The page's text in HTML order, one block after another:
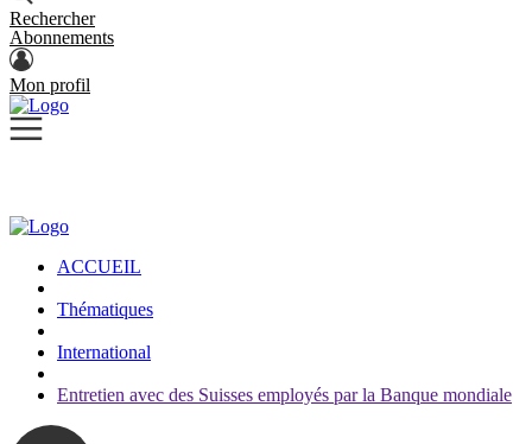
Rechercher
Abonnements
Mon profil
ACCUEIL
Thématiques
International
Entretien avec des Suisses employés par la Banque mondiale